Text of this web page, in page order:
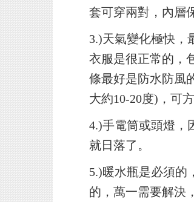
套可穿兩對，內層
3.)天氣變化極快，
衣服是很正常的，
條最好是防水防風
大約10-20度)，可
4.)手電筒或頭燈，
就日落了。
5.)暖水瓶是必須的
的，萬一需要解決